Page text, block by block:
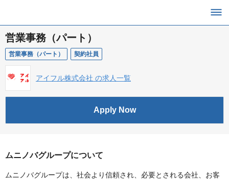
営業事務（パート）
営業事務（パート） 契約社員
アイフル株式会社 の求人一覧
Apply Now
ムニノバグループについて
ムニノバグループは、社会より信頼され、必要とされる会社、お客